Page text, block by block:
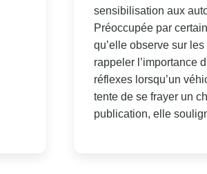
sensibilisation aux
Préoccupée par
qu’elle observe sur
rappeler l’importance
réflexes lorsqu’un
tente de se frayer un
publication, elle